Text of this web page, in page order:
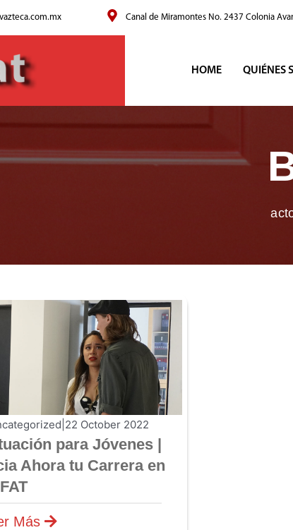
Canal de Miramontes No. 2437 Colonia
HOME QUIÉNES
22 October 2022
para Jóvenes |
Ahora tu Carrera en
Más